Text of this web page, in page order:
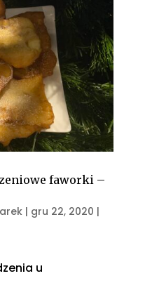
faworki –
| gru 22, 2020 |
u